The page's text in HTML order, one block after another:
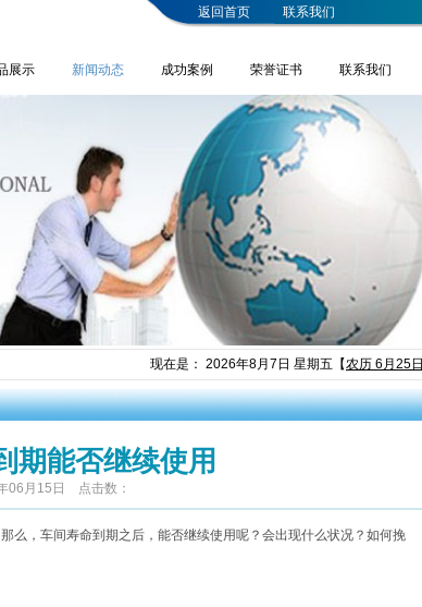
返回首页 联系我们
展示 新闻动态 成功案例 荣誉证书 联系我们
现在是： 2026年8月7日 星期五 【农历 6月25日
期能否继续使用
06月15日 点击数：
么，车间寿命到期之后，能否继续使用呢？会出现什么状况？如何挽